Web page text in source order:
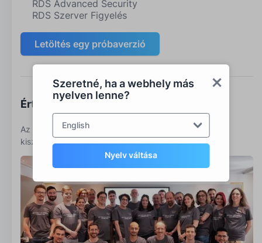
Szeretné, ha a webhely más
nyelven lenne?
English
Nyelv váltása
RDS Advanced Security
RDS Szerver Figyelés
Letöltés egy próbaverzió
Értékesítéssel kell beszélni?
Az Ultimate Toolbox a Microsoft RDS ügyfelek jobb
kiszolgálásához.